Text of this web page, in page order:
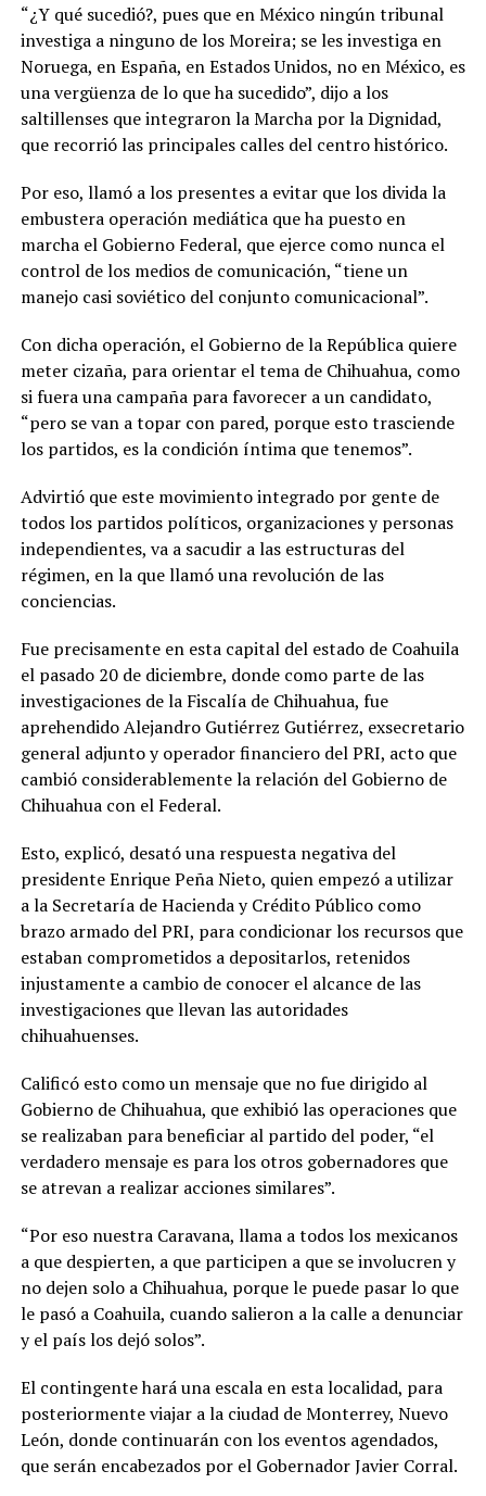
“¿Y qué sucedió?, pues que en México ningún tribunal
investiga a ninguno de los Moreira; se les investiga en
Noruega, en España, en Estados Unidos, no en México, es
una vergüenza de lo que ha sucedido”, dijo a los
saltillenses que integraron la Marcha por la Dignidad,
que recorrió las principales calles del centro histórico.
Por eso, llamó a los presentes a evitar que los divida la
embustera operación mediática que ha puesto en
marcha el Gobierno Federal, que ejerce como nunca el
control de los medios de comunicación, “tiene un
manejo casi soviético del conjunto comunicacional”.
Con dicha operación, el Gobierno de la República quiere
meter cizaña, para orientar el tema de Chihuahua, como
si fuera una campaña para favorecer a un candidato,
“pero se van a topar con pared, porque esto trasciende
los partidos, es la condición íntima que tenemos”.
Advirtió que este movimiento integrado por gente de
todos los partidos políticos, organizaciones y personas
independientes, va a sacudir a las estructuras del
régimen, en la que llamó una revolución de las
conciencias.
Fue precisamente en esta capital del estado de Coahuila
el pasado 20 de diciembre, donde como parte de las
investigaciones de la Fiscalía de Chihuahua, fue
aprehendido Alejandro Gutiérrez Gutiérrez, exsecretario
general adjunto y operador financiero del PRI, acto que
cambió considerablemente la relación del Gobierno de
Chihuahua con el Federal.
Esto, explicó, desató una respuesta negativa del
presidente Enrique Peña Nieto, quien empezó a utilizar
a la Secretaría de Hacienda y Crédito Público como
brazo armado del PRI, para condicionar los recursos que
estaban comprometidos a depositarlos, retenidos
injustamente a cambio de conocer el alcance de las
investigaciones que llevan las autoridades
chihuahuenses.
Calificó esto como un mensaje que no fue dirigido al
Gobierno de Chihuahua, que exhibió las operaciones que
se realizaban para beneficiar al partido del poder, “el
verdadero mensaje es para los otros gobernadores que
se atrevan a realizar acciones similares”.
“Por eso nuestra Caravana, llama a todos los mexicanos
a que despierten, a que participen a que se involucren y
no dejen solo a Chihuahua, porque le puede pasar lo que
le pasó a Coahuila, cuando salieron a la calle a denunciar
y el país los dejó solos”.
El contingente hará una escala en esta localidad, para
posteriormente viajar a la ciudad de Monterrey, Nuevo
León, donde continuarán con los eventos agendados,
que serán encabezados por el Gobernador Javier Corral.